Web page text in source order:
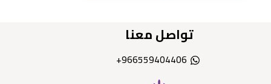
تواصل معنا
966559404406+